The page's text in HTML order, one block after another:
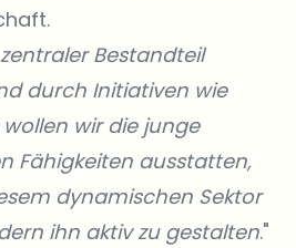
Bestandteil
durch Initiativen wie
wir die junge
Fähigkeiten ausstatten,
dynamischen Sektor
ihn aktiv zu gestalten."